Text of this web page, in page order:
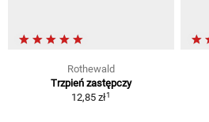
Rothewald
Trzpień zastępczy
12,85 zł1